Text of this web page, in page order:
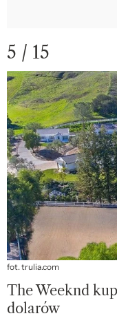
5 / 15
fot. trulia.com
The Weeknd
dolarów